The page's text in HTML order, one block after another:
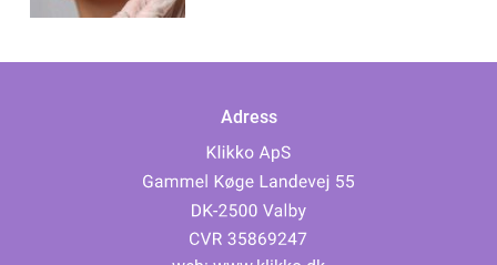
Adress